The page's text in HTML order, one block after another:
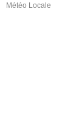
Météo Locale